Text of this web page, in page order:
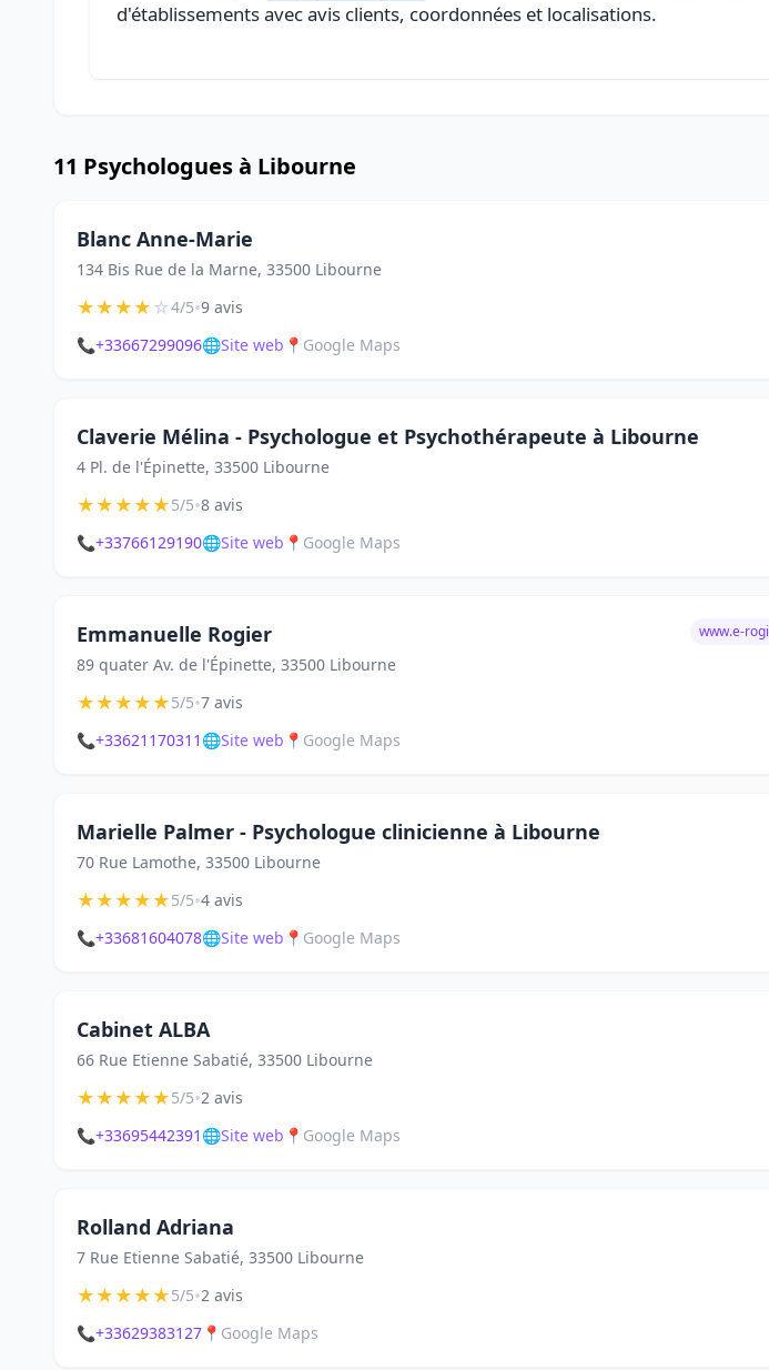
d'établissements avec avis clients, coordonnées et localisations.
11 Psychologues à Libourne
Blanc Anne-Marie
134 Bis Rue de la Marne, 33500 Libourne
★★★★☆4/5•9 avis
📞+33667299096🌐Site web 📍 Google Maps
Claverie Mélina - Psychologue et Psychothérapeute à Libourne
4 Pl. de l'Épinette, 33500 Libourne
★★★★★5/5•8 avis
📞+33766129190🌐Site web 📍 Google Maps
Emmanuelle Rogier
89 quater Av. de l'Épinette, 33500 Libourne
www.e-
★★★★★5/5•7 avis
📞+33621170311 🌐Site web 📍 Google Maps
Marielle Palmer - Psychologue clinicienne à Libourne
70 Rue Lamothe, 33500 Libourne
★★★★★5/5•4 avis
📞+33681604078🌐Site web 📍 Google Maps
Cabinet ALBA
66 Rue Etienne Sabatié, 33500 Libourne
★★★★★5/5•2 avis
📞+33695442391 🌐Site web 📍 Google Maps
Rolland Adriana
7 Rue Etienne Sabatié, 33500 Libourne
★★★★★5/5•2 avis
📞+33629383127 📍 Google Maps